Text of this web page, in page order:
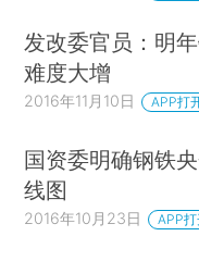
发改委官员：明
难度大增
2016年11月10日 APP打
国资委明确钢铁
线图
2016年10月23日 APP